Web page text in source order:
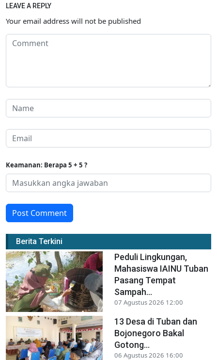
LEAVE A REPLY
Your email address will not be published
Keamanan: Berapa 5 + 5 ?
Post Comment
Berita Terkini
Peduli Lingkungan,
Mahasiswa IAINU Tuban
Pasang Tempat
Sampah...
07 Agustus 2026 12:00
13 Desa di Tuban dan
Bojonegoro Bakal
Gotong...
06 Agustus 2026 16:00